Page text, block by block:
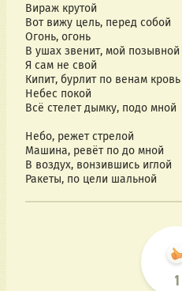
Вираж крутой
Вот вижу цель, перед собой
Огонь, огонь
В ушах звенит, мой позывной
Я сам не свой
Кипит, бурлит по венам кровь
Небес покой
Всё стелет дымку, подо мной
Небо, режет стрелой
Машина, ревёт по до мной
В воздух, вонзившись иглой
Ракеты, по цели шальной
1